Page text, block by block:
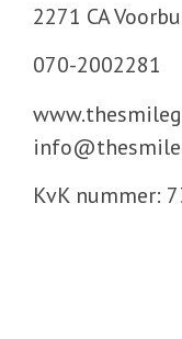
2271 CA
070-2002281
KvK nummer: